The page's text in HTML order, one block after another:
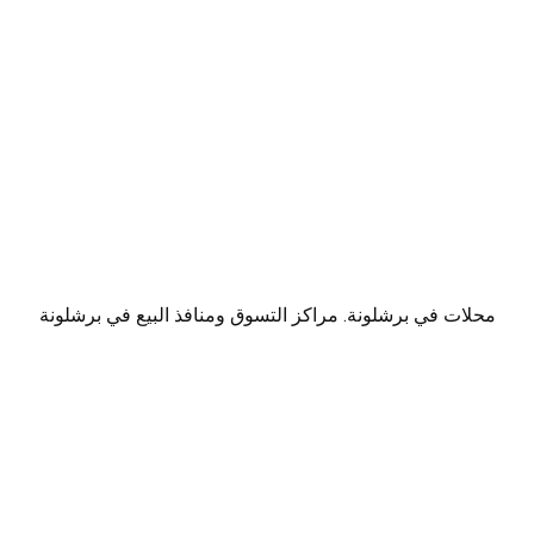
محلات في برشلونة. مراكز التسوق ومنافذ البيع في برشلونة